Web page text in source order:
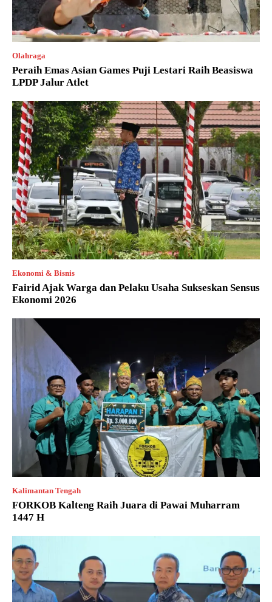
Olahraga
Peraih Emas Asian Games Puji Lestari Raih Beasiswa
LPDP Jalur Atlet
Ekonomi & Bisnis
Fairid Ajak Warga dan Pelaku Usaha Sukseskan Sensus
Ekonomi 2026
Kalimantan Tengah
FORKOB Kalteng Raih Juara di Pawai Muharram
1447 H